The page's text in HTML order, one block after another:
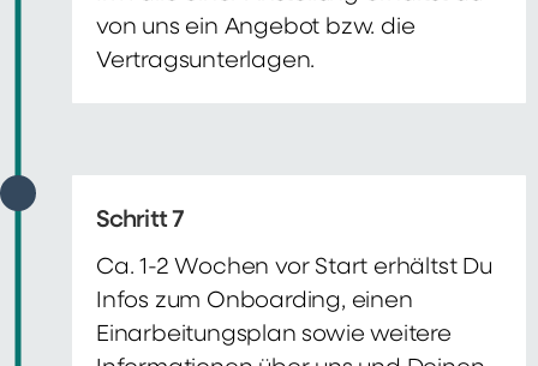
von uns ein Angebot bzw. die
Vertragsunterlagen.
Schritt 7
Ca. 1-2 Wochen vor Start erhältst Du
Infos zum Onboarding, einen
Einarbeitungsplan sowie weitere